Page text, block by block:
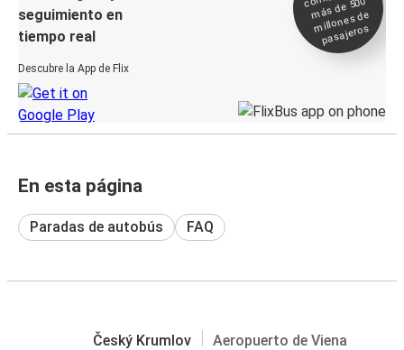
seguimiento en
tiempo real
Descubre la App de Flix
más de 500
millones de
pasajeros
En esta página
Paradas de autobús FAQ
Český Krumlov Aeropuerto de Viena